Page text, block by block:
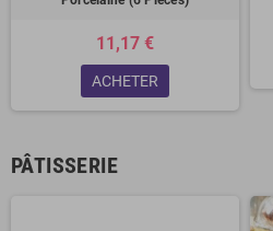
11,17 €
ACHETER
PÂTISSERIE